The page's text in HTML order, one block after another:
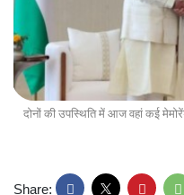
दोनों की उपस्थिति में आज वहां कई
Share: